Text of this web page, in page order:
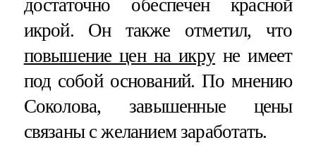
достаточно обеспечен красной
икрой. Он также отметил, что
повышение цен на икруне имеет
под собой оснований. По мнению
Соколова, завышенные цены
связаны с желанием заработать.